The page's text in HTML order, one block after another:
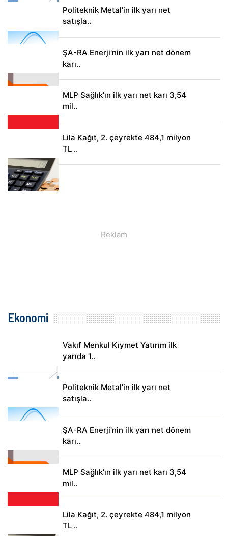
Politeknik Metal'in ilk yarı net
satışla..
ŞA-RA Enerji'nin ilk yarı net dönem
karı..
MLP Sağlık'ın ilk yarı net karı 3,54
mil..
Lila Kağıt, 2. çeyrekte 484,1 milyon
TL ..
Ekonomi
Vakıf Menkul Kıymet Yatırım ilk
yarıda 1..
Politeknik Metal'in ilk yarı net
satışla..
ŞA-RA Enerji'nin ilk yarı net dönem
karı..
MLP Sağlık'ın ilk yarı net karı 3,54
mil..
Lila Kağıt, 2. çeyrekte 484,1 milyon
TL ..